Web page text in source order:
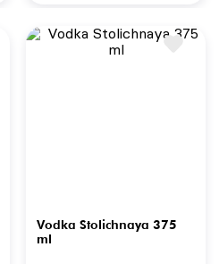
Vodka Stolichnaya 375
ml